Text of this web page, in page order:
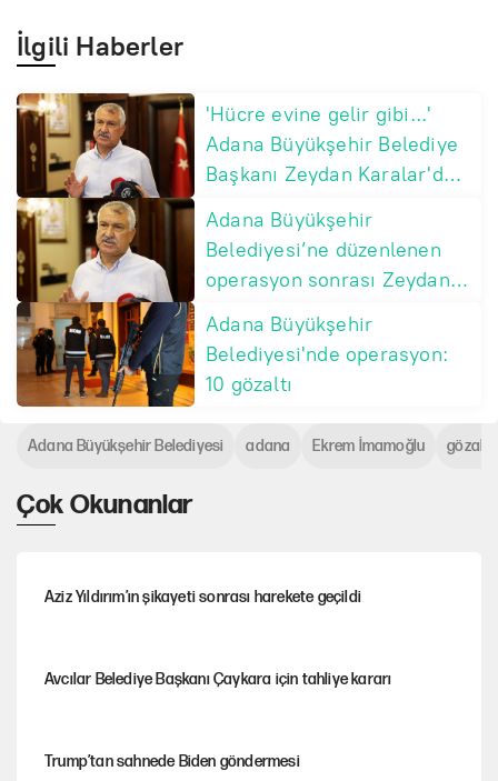
İlgili Haberler
'Hücre evine gelir gibi...'
Adana Büyükşehir Belediye
Başkanı Zeydan Karalar'dan
Adana Büyükşehir
Belediyesi’ne düzenlenen
operasyon sonrası Zeydan
Adanalılara çağrı yaptı
Adana Büyükşehir
Belediyesi'nde operasyon:
10 gözaltı
Çok Okunanlar
Aziz Yıldırım’ın şikayeti sonrası harekete geçildi
Avcılar Belediye Başkanı Çaykara için tahliye kararı
Trump’tan sahnede Biden göndermesi
Adana Büyükşehir Belediyesi adana Ekrem İmamoğlu gözaltı